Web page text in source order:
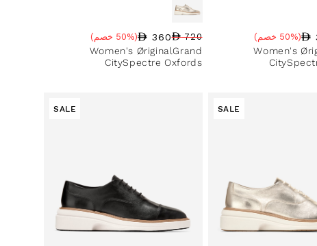
(50% خصم)
Women's
السعر العادي
720
سعر البيع
360
نسبة الخصم
(50% خصم)
Women's ØriginalGrand
CitySpectre Oxfords
SALE
SALE